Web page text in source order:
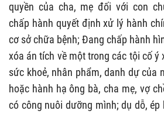
quyền của cha, mẹ đối với con
chấp hành quyết định xử lý hành
cơ sở chữa bệnh; Đang chấp hành
xóa án tích về một trong các tội cố ý
sức khoẻ, nhân phẩm, danh dự của
hoặc hành hạ ông bà, cha mẹ, vợ
có công nuôi dưỡng mình; dụ dỗ,